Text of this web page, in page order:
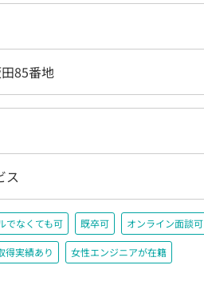
85番地
ス
でなくても可 既卒可 オンライン面談可
得実績あり 女性エンジニアが在籍